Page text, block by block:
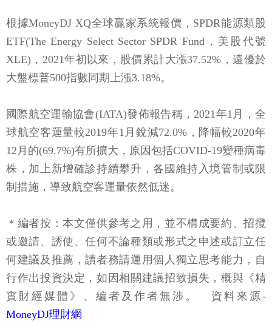
根據MoneyDJ XQ全球贏家系統報價，SPDR能源類股
ETF(The Energy Select Sector SPDR Fund，美股代號
XLE)，2021年初以來，股價累計大漲37.52%，遠優於
大盤標普500指數同期上漲3.18%。
國際航空運輸協會(IATA)發佈報告稱，2021年1月，全
球航空客運量較2019年1月銳減72.0%，降幅較2020年
12月的(69.7%)有所擴大，原因包括COVID-19變種病毒
株，加上新增確診持續攀升，各國維持入境管制或限
制措施，導致航空客運量依然低迷。
＊編者按：本文僅供參考之用，並不構成要約、招攬
或邀請、誘使、任何不論種類或形式之申述或訂立任
何建議及推薦，讀者務請運用個人獨立思考能力，自
行作出投資決定，如因相關建議招致損失，概與《精
實財經媒體》、編者及作者無涉。
資料來源-
MoneyDJ理財網